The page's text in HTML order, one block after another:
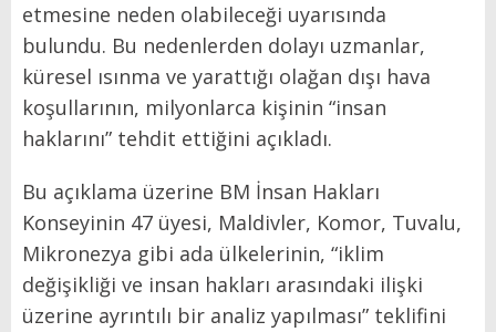
etmesine neden olabileceği uyarısında
bulundu. Bu nedenlerden dolayı uzmanlar,
küresel ısınma ve yarattığı olağan dışı hava
koşullarının, milyonlarca kişinin “insan
haklarını” tehdit ettiğini açıkladı.
Bu açıklama üzerine BM İnsan Hakları
Konseyinin 47 üyesi, Maldivler, Komor, Tuvalu,
Mikronezya gibi ada ülkelerinin, “iklim
değişikliği ve insan hakları arasındaki ilişki
üzerine ayrıntılı bir analiz yapılması” teklifini